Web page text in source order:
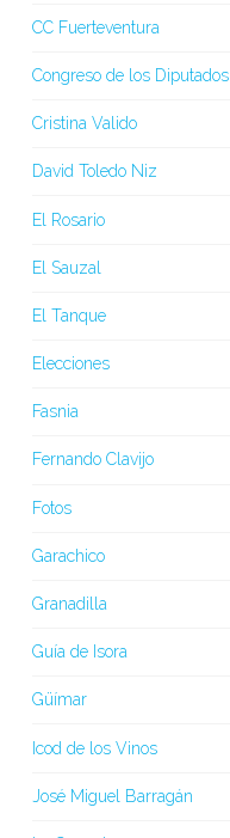
CC Fuerteventura
Congreso de los Diputados
Cristina Valido
David Toledo Niz
El Rosario
El Sauzal
El Tanque
Elecciones
Fasnia
Fernando Clavijo
Fotos
Garachico
Granadilla
Guía de Isora
Güímar
Icod de los Vinos
José Miguel Barragán